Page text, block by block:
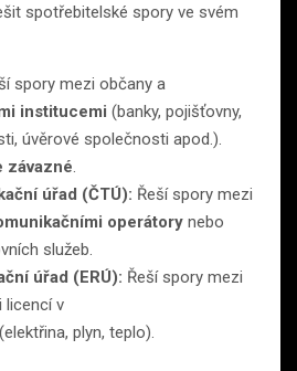
spotřebitelské spory ve svém
spory mezi občany a
institucemi (banky, pojišťovny,
úvěrové společnosti apod.).
závazné.
úřad (ČTÚ): Řeší spory mezi
operátory nebo
služeb.
úřad (ERÚ): Řeší spory mezi
licencí v
(elektřina, plyn, teplo).